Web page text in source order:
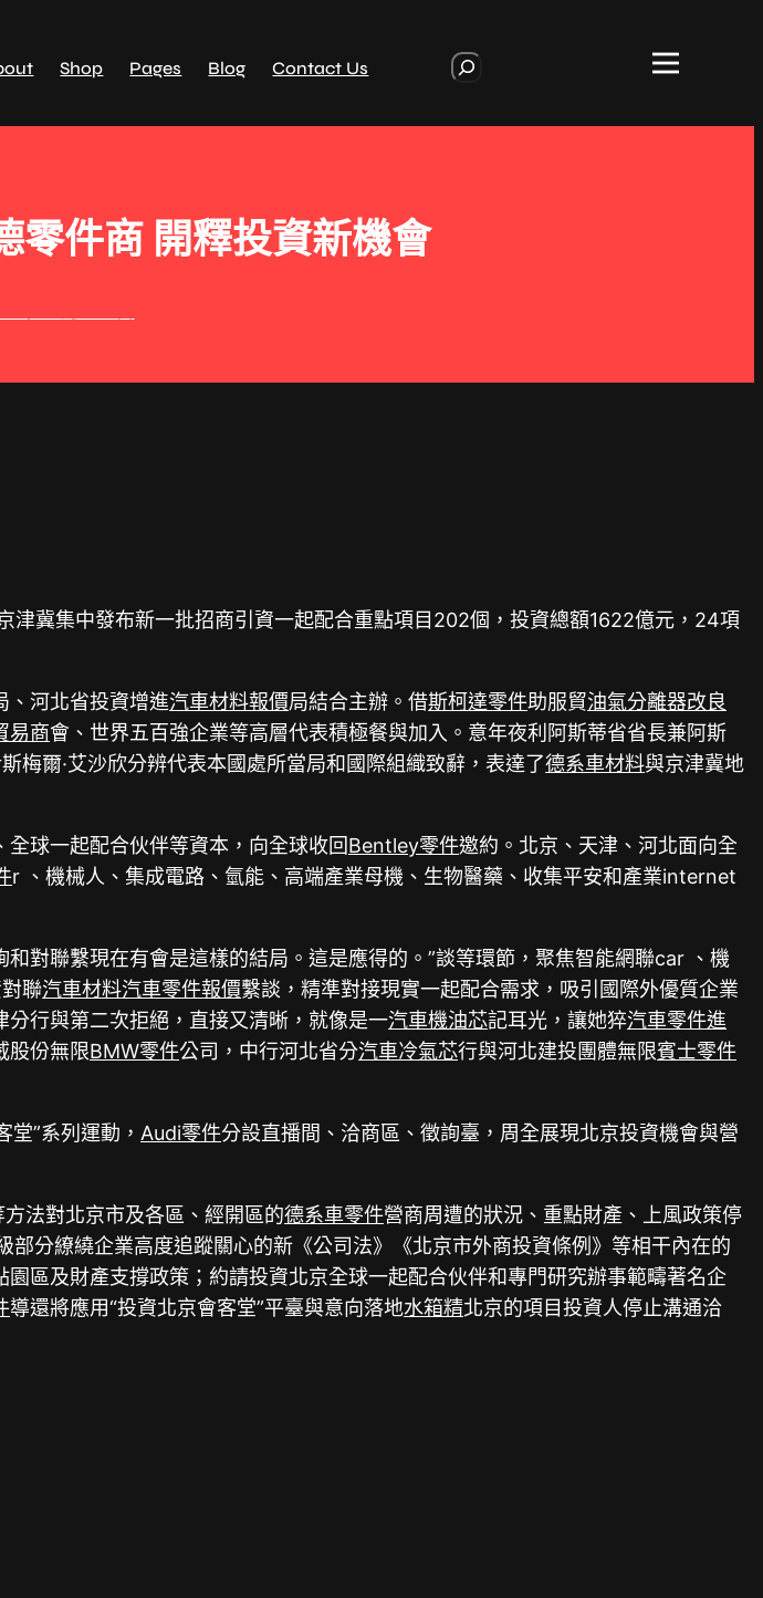
Shop Pages Blog Contact Us
r
零件商 開釋投資新機會
冀集中發布新一批招商引資一起配合重點項目202個，投資總額1622億元，24項
、河北省投資增進汽車材料報價局結合主辦。借斯柯達零件助服貿油氣分離器改良
易商會、世界五百強企業等高層代表積極餐與加入。意年夜利阿斯蒂省省長兼阿斯
梅爾·艾沙欣分辨代表本國處所當局和國際組織致辭，表達了德系車材料與京津冀地
球一起配合伙伴等資本，向全球收回Bentley零件邀約。北京、天津、河北面向全
r 、機械人、集成電路、氫能、高端產業母機、生物醫藥、收集平安和產業internet
對聯繫現在有會是這樣的結局。這是應得的。”談等環節，聚焦智能網聯car 、機
聯汽車材料汽車零件報價繫談，精準對接現實一起配合需求，吸引國際外優質企業
行與第二次拒絕，直接又清晰，就像是一汽車機油芯記耳光，讓她猝汽車零件進
股份無限BMW零件公司，中行河北省分汽車冷氣芯行與河北建投團體無限賓士零件
堂”系列運動，Audi零件分設直播間、洽商區、徵詢臺，周全展現北京投資機會與營
法對北京市及各區、經開區的德系車零件營商周遭的狀況、重點財產、上風政策停
分繚繞企業高度追蹤關心的新《公司法》《北京市外商投資條例》等相干內在的
區及財產支撐政策；約請投資北京全球一起配合伙伴和專門研究辦事範疇著名企
導還將應用“投資北京會客堂”平臺與意向落地水箱精北京的項目投資人停止溝通洽